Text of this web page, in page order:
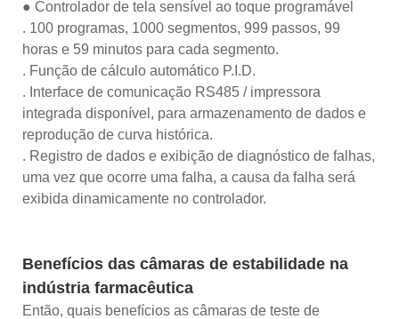
● Controlador de tela sensível ao toque programável
. 100 programas, 1000 segmentos, 999 passos, 99
horas e 59 minutos para cada segmento.
. Função de cálculo automático P.I.D.
. Interface de comunicação RS485 / impressora
integrada disponível, para armazenamento de dados e
reprodução de curva histórica.
. Registro de dados e exibição de diagnóstico de falhas,
uma vez que ocorre uma falha, a causa da falha será
exibida dinamicamente no controlador.
Benefícios das câmaras de estabilidade na
indústria farmacêutica
Então, quais benefícios as câmaras de teste de